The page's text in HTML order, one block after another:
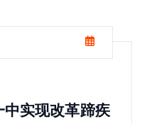
实现改革蹄疾